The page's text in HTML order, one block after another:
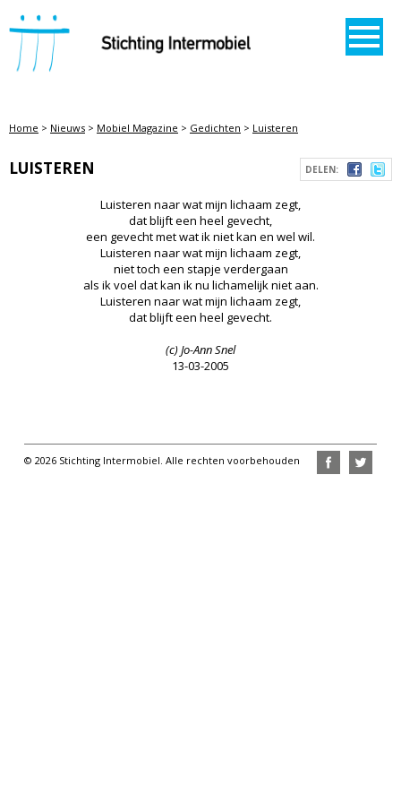
STICHTING INTERMOBIEL
Home > Nieuws > Mobiel Magazine > Gedichten > Luisteren
DELEN:
LUISTEREN
Luisteren naar wat mijn lichaam zegt,
dat blijft een heel gevecht,
een gevecht met wat ik niet kan en wel wil.
Luisteren naar wat mijn lichaam zegt,
niet toch een stapje verdergaan
als ik voel dat kan ik nu lichamelijk niet aan.
Luisteren naar wat mijn lichaam zegt,
dat blijft een heel gevecht.
(c) Jo-Ann Snel
13-03-2005
© 2026 Stichting Intermobiel. Alle rechten voorbehouden